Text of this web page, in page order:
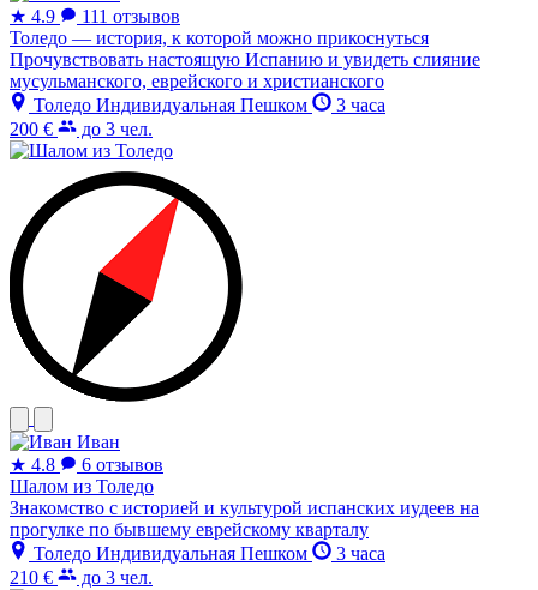
★ 4.9
111 отзывов
Толедо — история, к которой можно прикоснуться
Прочувствовать настоящую Испанию и увидеть слияние
мусульманского, еврейского и христианского
Толедо Индивидуальная Пешком
3 часа
200 €
до 3 чел.
Иван
★ 4.8
6 отзывов
Шалом из Толедо
Знакомство с историей и культурой испанских иудеев на
прогулке по бывшему еврейскому кварталу
Толедо Индивидуальная Пешком
3 часа
210 €
до 3 чел.